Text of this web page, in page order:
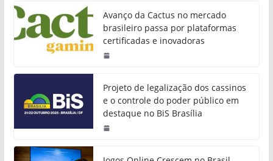
Avanço da Cactus no mercado
brasileiro passa por plataformas
certificadas e inovadoras
Projeto de legalização dos cassinos
e o controle do poder público em
destaque no BiS Brasília